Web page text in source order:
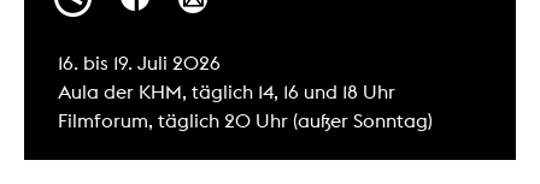
16. bis 19. Juli 2026
Aula der KHM, täglich 14, 16 und 18 Uhr
Filmforum, täglich 20 Uhr (außer Sonntag)